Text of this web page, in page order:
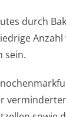
durch
sein.